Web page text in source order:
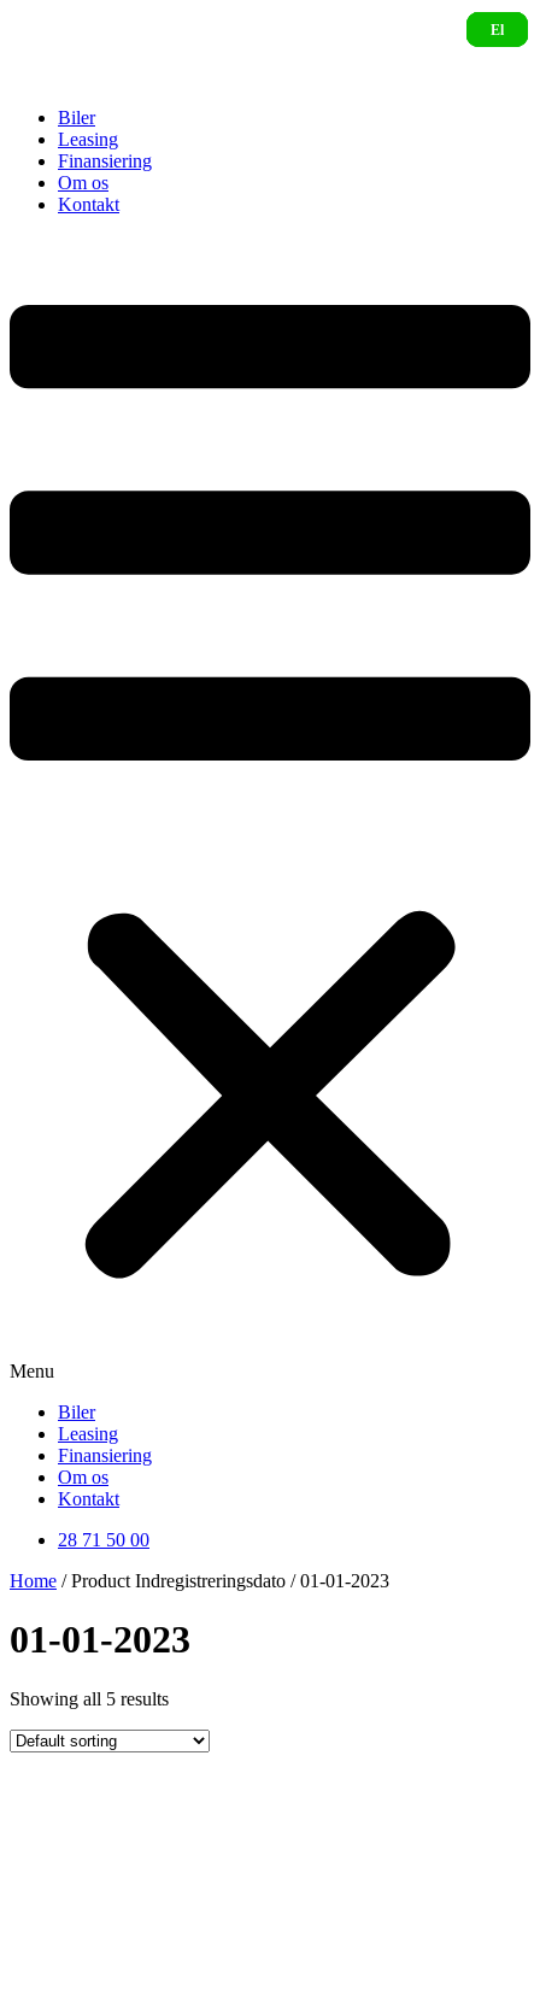
Biler
Leasing
Finansiering
Om os
Kontakt
Menu
Biler
Leasing
Finansiering
Om os
Kontakt
28 71 50 00
Home / Product Indregistreringsdato / 01-01-2023
01-01-2023
Showing all 5 results